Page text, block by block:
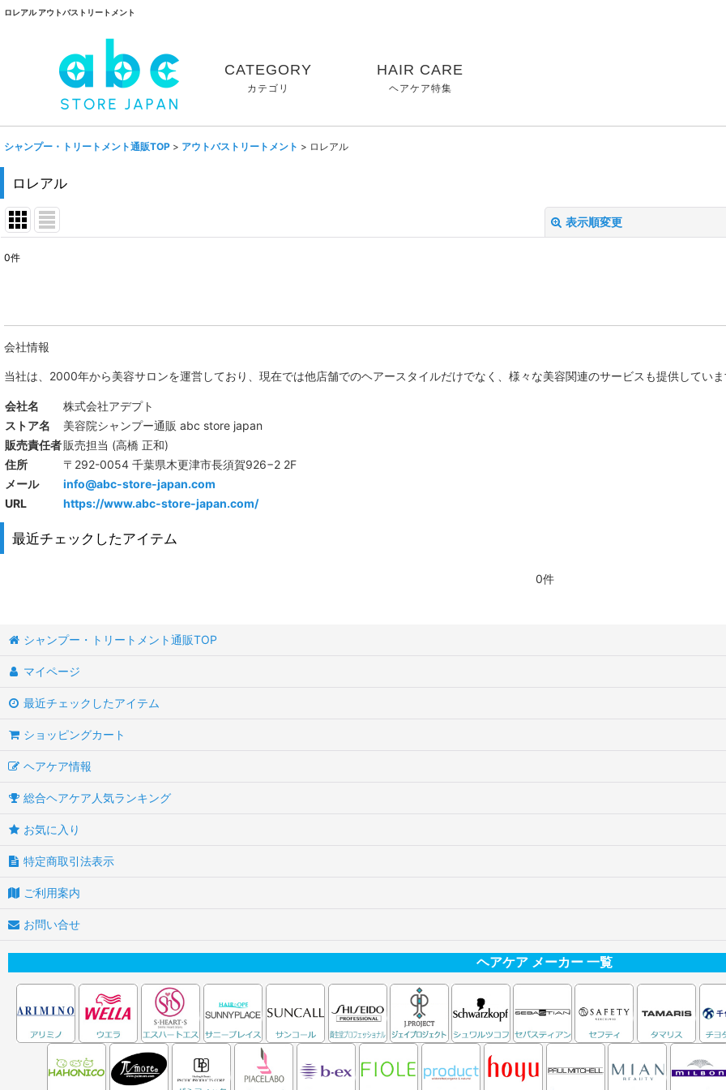
ロレアル アウトバストリートメント
CATEGORY
カテゴリ
HAIR CARE
ヘアケア特集
シャンプー・トリートメント通販TOP > アウトバストリートメント > ロレアル
ロレアル
表示順変更
0件
会社情報
当社は、 2000年から美容サロンを運営しており、現在では他店舗でのヘアースタイルだけでなく、様々な美容関連のサービスも提供してい
会社名
株式会社アデプト
ストア名
美容院シャンプー通販 abc store japan
販売責任者販売担当 (高橋 正和)
住所
〒292-0054 千葉県木更津市長須賀926−2 2F
メール
info@abc-store-japan.com
URL
https://www.abc-store-japan.com/
最近チェックしたアイテム
0件
シャンプー・トリートメント通販TOP
マイページ
最近チェックしたアイテム
ショッピングカート
ヘアケア情報
総合ヘアケア人気ランキング
お気に入り
特定商取引法表示
ご利用案内
お問い合せ
ヘアケア メーカー 一覧